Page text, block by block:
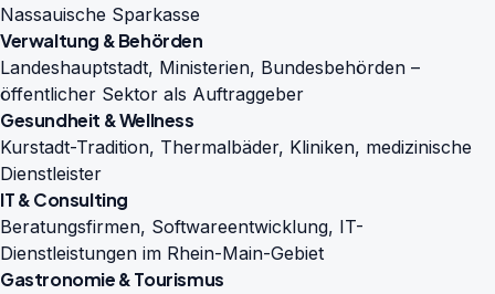
Nassauische Sparkasse
Verwaltung & Behörden
Landeshauptstadt, Ministerien, Bundesbehörden –
öffentlicher Sektor als Auftraggeber
Gesundheit & Wellness
Kurstadt-Tradition, Thermalbäder, Kliniken, medizinische
Dienstleister
IT & Consulting
Beratungsfirmen, Softwareentwicklung, IT-
Dienstleistungen im Rhein-Main-Gebiet
Gastronomie & Tourismus